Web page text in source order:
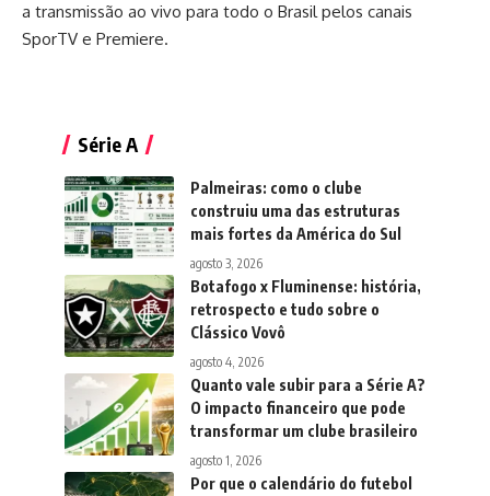
a transmissão ao vivo para todo o Brasil pelos canais
SporTV e Premiere.
Série A
Palmeiras: como o clube
construiu uma das estruturas
mais fortes da América do Sul
agosto 3, 2026
Botafogo x Fluminense: história,
retrospecto e tudo sobre o
Clássico Vovô
agosto 4, 2026
Quanto vale subir para a Série A?
O impacto financeiro que pode
transformar um clube brasileiro
agosto 1, 2026
Por que o calendário do futebol